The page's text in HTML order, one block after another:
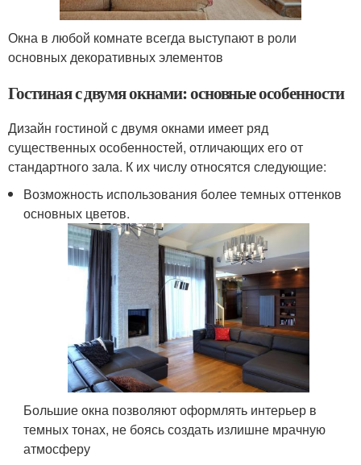
Окна в любой комнате всегда выступают в роли
основных декоративных элементов
Гостиная с двумя окнами: основные особенности
Дизайн гостиной с двумя окнами имеет ряд
существенных особенностей, отличающих его от
стандартного зала. К их числу относятся следующие:
Возможность использования более темных оттенков
основных цветов.
Большие окна позволяют оформлять интерьер в
темных тонах, не боясь создать излишне мрачную
атмосферу